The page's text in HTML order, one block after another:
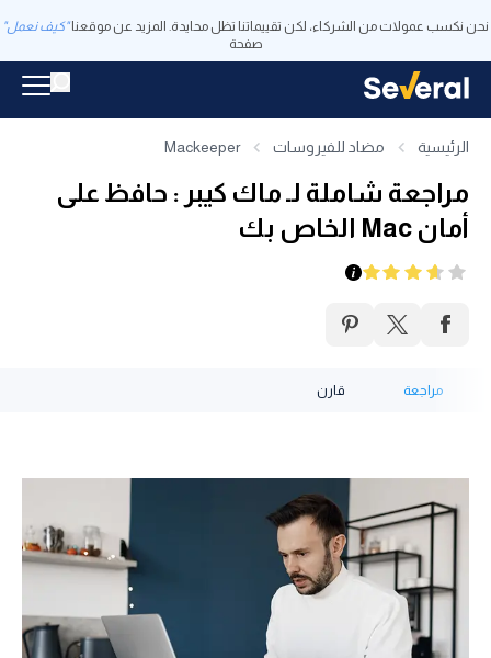
نحن نكسب عمولات من الشركاء، لكن تقييماتنا تظل محايدة. المزيد عن موقعنا "كيف نعمل"
صفحة
الرئيسية مضاد للفيروسات Mackeeper
مراجعة شاملة لـ ماك كيبر : حافظ على
أمان Mac الخاص بك
مراجعة قارن